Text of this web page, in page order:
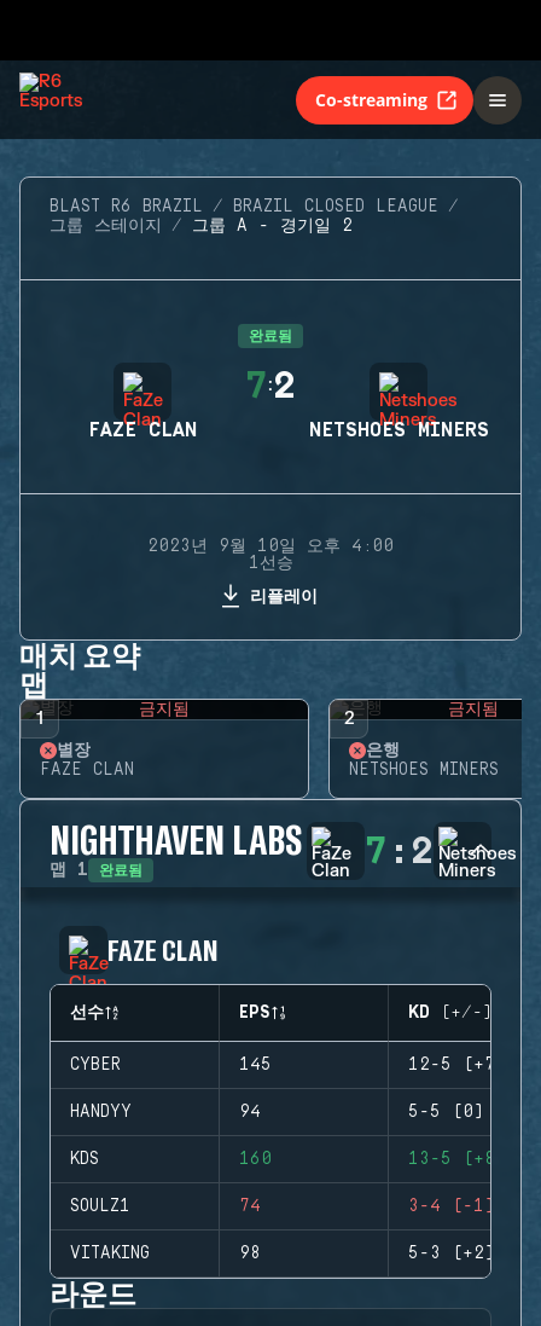
Co-streaming
BLAST R6 BRAZIL
BRAZIL CLOSED LEAGUE
그룹 스테이지
그룹 A - 경기일 2
완료됨
FAZE CLAN
7:2
NETSHOES MINERS
2023년 9월 10일 오후 4:00
1선승
리플레이
매치 요약
맵
1 금지됨
별장
FAZE CLAN
2 금지됨
은행
NETSHOES MINERS
NIGHTHAVEN LABS
맵 1 완료됨 7 : 2
FAZE CLAN
선수 EPS KD (+/-)
CYBER 145 12-5 (+7)
HANDYY 94 5-5 (0)
KDS 160 13-5 (+8)
SOULZ1 74 3-4 (-1)
VITAKING 98 5-3 (+2)
라운드